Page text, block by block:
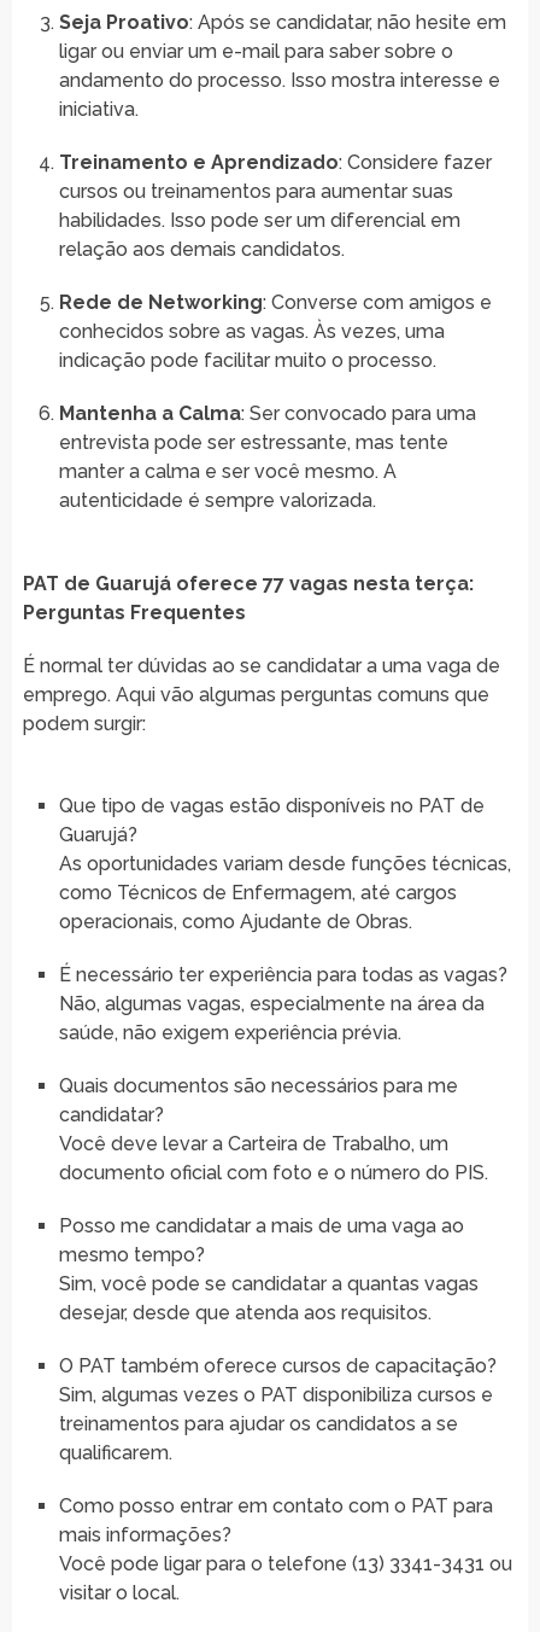
Seja Proativo: Após se candidatar, não hesite em
ligar ou enviar um e-mail para saber sobre o
andamento do processo. Isso mostra interesse e
iniciativa.
Treinamento e Aprendizado: Considere fazer
cursos ou treinamentos para aumentar suas
habilidades. Isso pode ser um diferencial em
relação aos demais candidatos.
Rede de Networking: Converse com amigos e
conhecidos sobre as vagas. Às vezes, uma
indicação pode facilitar muito o processo.
Mantenha a Calma: Ser convocado para uma
entrevista pode ser estressante, mas tente
manter a calma e ser você mesmo. A
autenticidade é sempre valorizada.
PAT de Guarujá oferece 77 vagas nesta terça:
Perguntas Frequentes
É normal ter dúvidas ao se candidatar a uma vaga de
emprego. Aqui vão algumas perguntas comuns que
podem surgir:
Que tipo de vagas estão disponíveis no PAT de
Guarujá?
As oportunidades variam desde funções técnicas,
como Técnicos de Enfermagem, até cargos
operacionais, como Ajudante de Obras.
É necessário ter experiência para todas as vagas?
Não, algumas vagas, especialmente na área da
saúde, não exigem experiência prévia.
Quais documentos são necessários para me
candidatar?
Você deve levar a Carteira de Trabalho, um
documento oficial com foto e o número do PIS.
Posso me candidatar a mais de uma vaga ao
mesmo tempo?
Sim, você pode se candidatar a quantas vagas
desejar, desde que atenda aos requisitos.
O PAT também oferece cursos de capacitação?
Sim, algumas vezes o PAT disponibiliza cursos e
treinamentos para ajudar os candidatos a se
qualificarem.
Como posso entrar em contato com o PAT para
mais informações?
Você pode ligar para o telefone (13) 3341-3431 ou
visitar o local.